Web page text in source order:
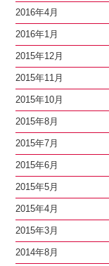
2016年4月
2016年1月
2015年12月
2015年11月
2015年10月
2015年8月
2015年7月
2015年6月
2015年5月
2015年4月
2015年3月
2014年8月